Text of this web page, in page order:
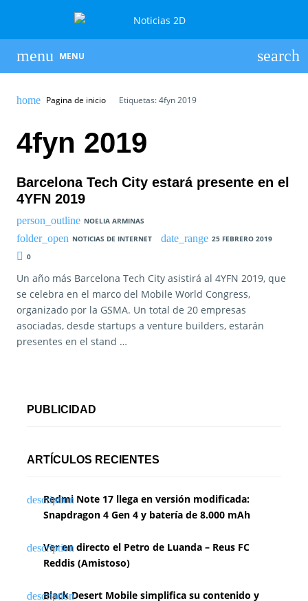
MENU
Pagina de inicio Etiquetas: 4fyn 2019
4fyn 2019
Barcelona Tech City estará presente en el
4YFN 2019
NOELIA ARMINAS
NOTICIAS DE INTERNET
25 FEBRERO 2019
0
Un año más Barcelona Tech City asistirá al 4YFN 2019, que
se celebra en el marco del Mobile World Congress,
organizado por la GSMA. Un total de 20 empresas
asociadas, desde startups a venture builders, estarán
presentes en el stand …
PUBLICIDAD
ARTÍCULOS RECIENTES
Redmi Note 17 llega en versión modificada:
Snapdragon 4 Gen 4 y batería de 8.000 mAh
Ver en directo el Petro de Luanda – Reus FC
Reddis (Amistoso)
Black Desert Mobile simplifica su contenido y